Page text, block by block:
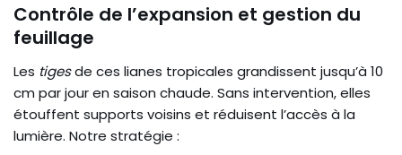
Contrôle de l’expansion et gestion du
feuillage
Les tigesde ces lianes tropicales grandissent jusqu’à 10
cm par jour en saison chaude. Sans intervention, elles
étouffent supports voisins et réduisent l’accès à la
lumière. Notre stratégie :